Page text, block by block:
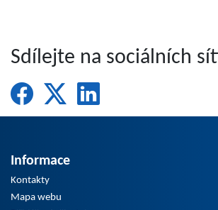
Sdílejte na sociálních
Informace
Kontakty
Mapa webu